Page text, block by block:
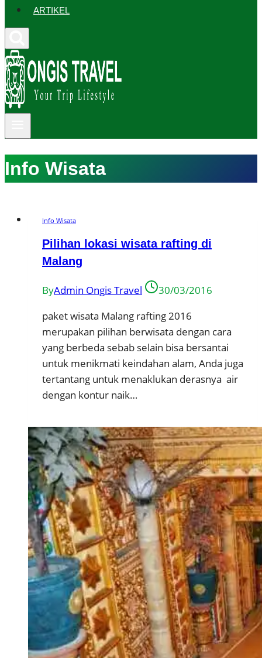
ARTIKEL
Info Wisata
Info Wisata
Pilihan lokasi wisata rafting di
Malang
ByAdmin Ongis Travel
30/03/2016
paket wisata Malang rafting 2016
merupakan pilihan berwisata dengan cara
yang berbeda sebab selain bisa bersantai
untuk menikmati keindahan alam, Anda juga
tertantang untuk menaklukan derasnya air
dengan kontur naik…